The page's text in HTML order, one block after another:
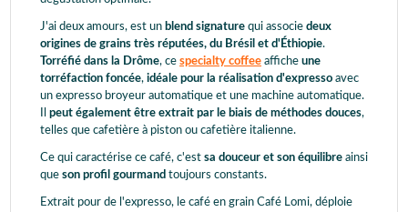
J'ai deux amours, est un blend signature qui associe deux
origines de grains très réputées, du Brésil et d'Éthiopie.
Torréfié dans la Drôme, ce specialty coffee affiche une
torréfaction foncée, idéale pour la réalisation d'expresso avec
un expresso broyeur automatique et une machine automatique.
peut également être extrait par le biais de méthodes douces,
telles que cafetière à piston ou cafetière italienne.
Ce qui caractérise ce café, c'est sa douceur et son équilibre ainsi
que son profil gourmand toujours constants.
Extrait pour de l'expresso, le café en grain Café Lomi, déploie